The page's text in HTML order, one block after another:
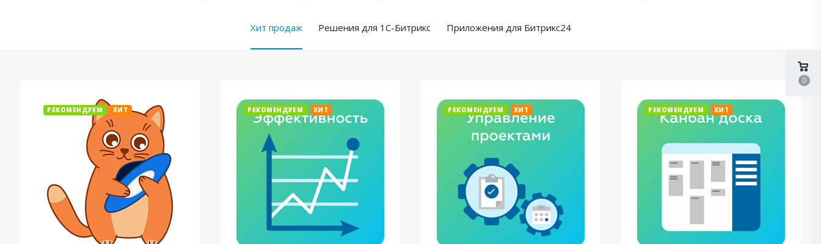
Хит продаж Решения для 1С-Битрикс Приложения для Битрикс24
РЕКОМЕНДУЕМ ХИТ РЕКОМЕНДУЕМ ХИТ РЕКОМЕНДУЕМ ХИТ РЕКОМЕНДУЕМ ХИТ
0